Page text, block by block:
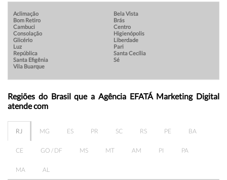
Aclimação
Bela Vista
Bom Retiro
Brás
Cambuci
Centro
Consolação
Higienópolis
Glicério
Liberdade
Luz
Pari
República
Santa Cecília
Santa Efigênia
Sé
Vila Buarque
Regiões do Brasil que a Agência EFATÁ Marketing Digital
atende com
RJ MG ES PR SC RS PE BA
CE GO / DF MS MT AM PI PA
MA AL